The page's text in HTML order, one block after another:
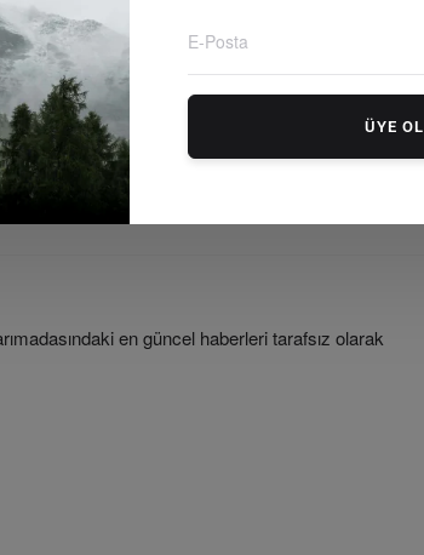
MAKALE
Tiyatrosuna Karşı Halkın Hakikati: Halkların
Zirvesi İstanbul’da ...
en güncel haberleri tarafsız olarak
ÜYE OL